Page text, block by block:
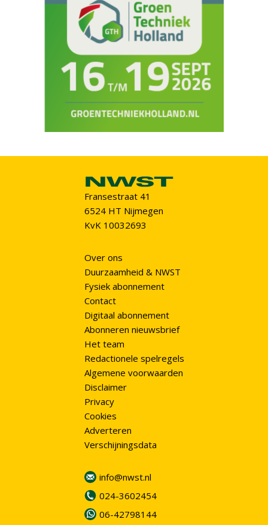
Fransestraat 41
6524 HT Nijmegen
KvK 10032693
Over ons
Duurzaamheid & NWST
Fysiek abonnement
Contact
Digitaal abonnement
Abonneren nieuwsbrief
Het team
Redactionele spelregels
Algemene voorwaarden
Disclaimer
Privacy
Cookies
Adverteren
Verschijningsdata
info@nwst.nl
024-3602454
06-42798144